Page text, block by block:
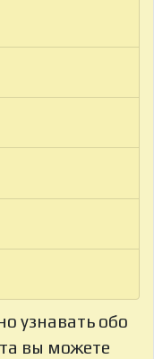
узнавать обо
вы можете